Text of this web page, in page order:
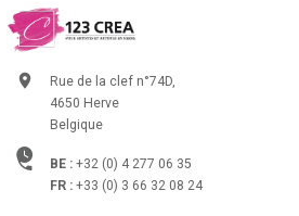
Rue de la clef n°74D,
4650 Herve
Belgique
BE : +32 (0) 4 277 06 35
FR : +33 (0) 3 66 32 08 24